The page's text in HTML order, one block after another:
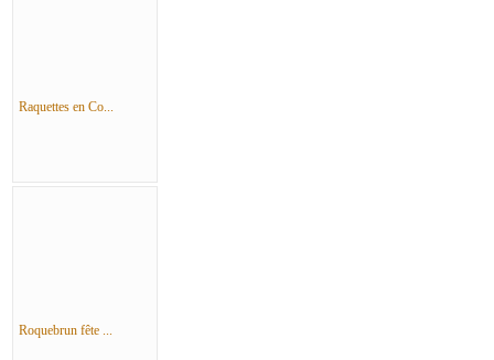
Raquettes en Co...
Roquebrun fête ...